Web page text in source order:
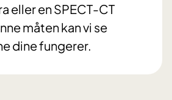
eller en SPECT-CT
måten kan vi se
dine fungerer.